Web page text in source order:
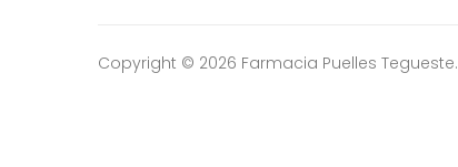
Copyright © 2026 Farmacia Puelles Tegueste.